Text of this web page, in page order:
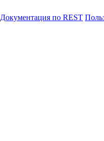
Документация по REST